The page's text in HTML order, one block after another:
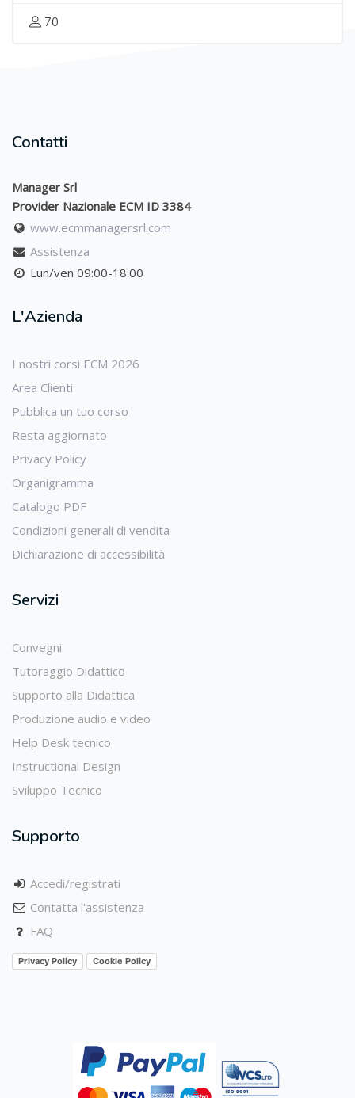
70
Contatti
Manager Srl
Provider Nazionale ECM ID 3384
www.ecmmanagersrl.com
Assistenza
Lun/ven 09:00-18:00
L'Azienda
I nostri corsi ECM 2026
Area Clienti
Pubblica un tuo corso
Resta aggiornato
Privacy Policy
Organigramma
Catalogo PDF
Condizioni generali di vendita
Dichiarazione di accessibilità
Servizi
Convegni
Tutoraggio Didattico
Supporto alla Didattica
Produzione audio e video
Help Desk tecnico
Instructional Design
Sviluppo Tecnico
Supporto
Accedi/registrati
Contatta l'assistenza
FAQ
Privacy Policy Cookie Policy